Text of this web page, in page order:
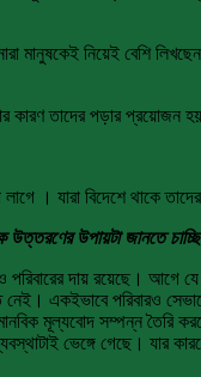
মানুষকেই নিয়েই বেশি
কারণ তাদের পড়ার প্রয়োজন
। যারা বিদেশে থাকে
উত্তরণের উপায়টা জানতে
দায় রয়েছে। আগে
একইভাবে পরিবারও
মূল্যবোদ সম্পন্ন তৈরি
ভেঙ্গে গেছে। যার